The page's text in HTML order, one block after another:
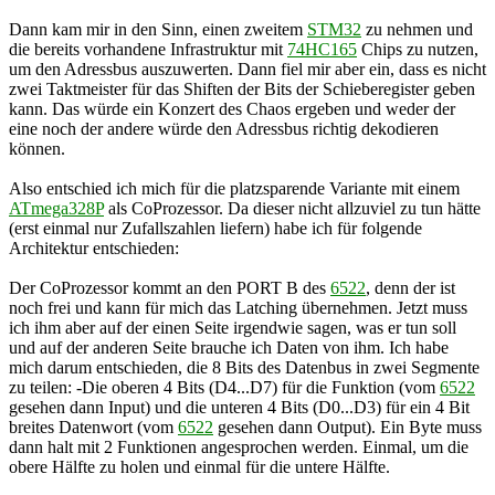
Dann kam mir in den Sinn, einen zweitem STM32 zu nehmen und
die bereits vorhandene Infrastruktur mit 74HC165 Chips zu nutzen,
um den Adressbus auszuwerten. Dann fiel mir aber ein, dass es nicht
zwei Taktmeister für das Shiften der Bits der Schieberegister geben
kann. Das würde ein Konzert des Chaos ergeben und weder der
eine noch der andere würde den Adressbus richtig dekodieren
können.
Also entschied ich mich für die platzsparende Variante mit einem
ATmega328Pals CoProzessor. Da dieser nicht allzuviel zu tun hätte
(erst einmal nur Zufallszahlen liefern) habe ich für folgende
Architektur entschieden:
Der CoProzessor kommt an den PORT B des 6522, denn der ist
noch frei und kann für mich das Latching übernehmen. Jetzt muss
ich ihm aber auf der einen Seite irgendwie sagen, was er tun soll
und auf der anderen Seite brauche ich Daten von ihm. Ich habe
mich darum entschieden, die 8 Bits des Datenbus in zwei Segmente
zu teilen: -Die oberen 4 Bits (D4...D7) für die Funktion (vom 6522
gesehen dann Input) und die unteren 4 Bits (D0...D3) für ein 4 Bit
breites Datenwort (vom 6522 gesehen dann Output). Ein Byte muss
dann halt mit 2 Funktionen angesprochen werden. Einmal, um die
obere Hälfte zu holen und einmal für die untere Hälfte.